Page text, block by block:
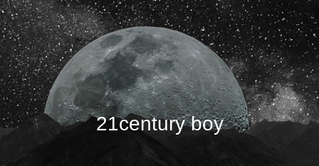
21century boy